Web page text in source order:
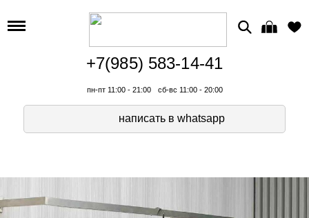
+7(985) 583-14-41
пн-пт 11:00 - 21:00 сб-вс 11:00 - 20:00
написать в whatsapp